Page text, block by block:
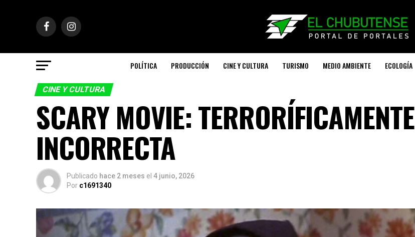
POLÍTICA PRODUCCIÓN CINE Y CULTURA TURISMO MEDIO AMBIENTE ECOLOGÍA
CINE Y CULTURA
SCARY MOVIE: TERRORÍFICAMENTE
INCORRECTA
Publicado hace 2 meses el 4 junio, 2026
Por c1691340